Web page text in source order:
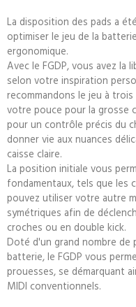
La disposition des pads a
optimiser le jeu de la
ergonomique.
Avec le FGDP, vous avez la
selon votre inspiration
recommandons le jeu à
votre pouce pour la grosse
pour un contrôle précis du
donner vie aux nuances
caisse claire.
La position initiale vous
fondamentaux, tels que les
pouvez utiliser votre autre
symétriques afin de
croches ou en double kick.
Doté d'un grand nombre de
batterie, le FGDP vous
prouesses, se démarquant
MIDI conventionnels.